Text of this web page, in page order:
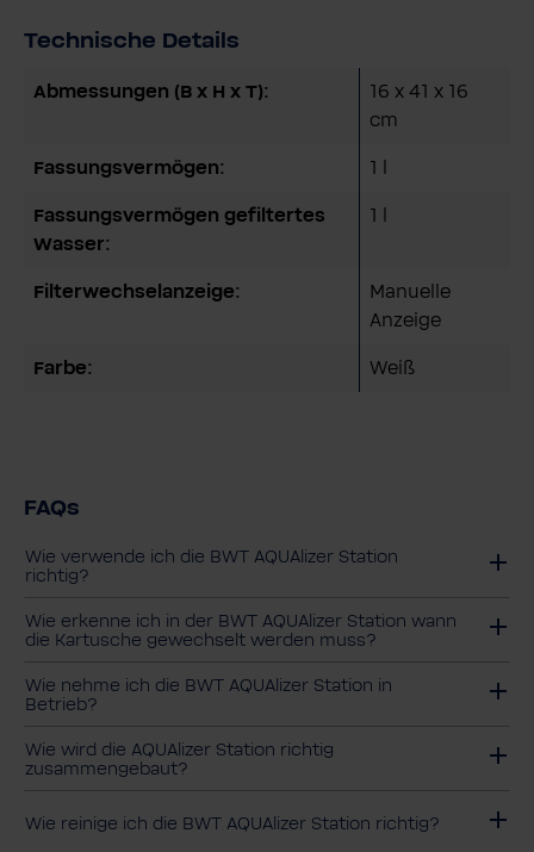
Technische Details
Abmessungen (B x H x T):
16 x 41 x 16
cm
Fassungsvermögen: 1 l
Fassungsvermögen gefiltertes
Wasser:
1 l
Filterwechselanzeige:
Manuelle
Anzeige
Farbe: Weiß
FAQs
Wie verwende ich die BWT AQUAlizer Station
richtig?
Wie erkenne ich in der BWT AQUA­lizer Station wann
die Kartu­sche gewech­selt werden muss?
Wie nehme ich die BWT AQUA­lizer Station in
Betrieb?
Wie wird die AQUAlizer Station richtig
zusammengebaut?
Wie reinige ich die BWT AQUAlizer Station richtig?